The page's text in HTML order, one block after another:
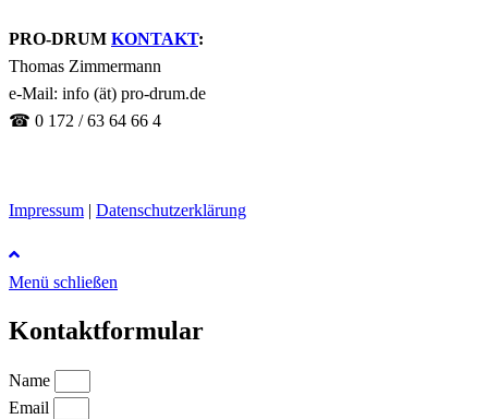
PRO-DRUM KONTAKT:
Thomas Zimmermann
e-Mail: info (ät) pro-drum.de
☎ 0 172 / 63 64 66 4
Impressum | Datenschutzerklärung
Menü schließen
Kontaktformular
Name
Email